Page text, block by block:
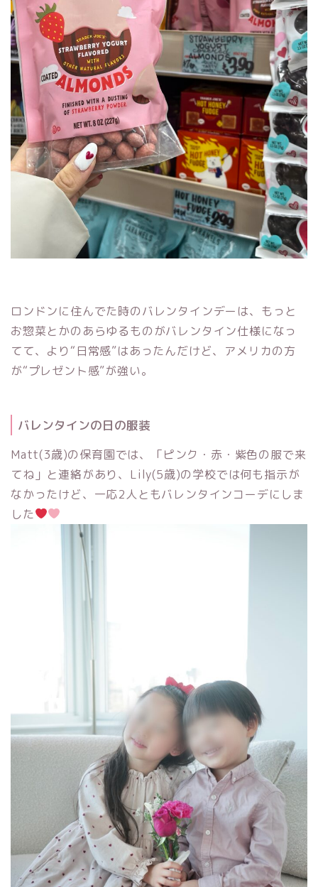
ロンドンに住んでた時のバレンタインデーは、もっと
お惣菜とかのあらゆるものがバレンタイン仕様になっ
てて、より“日常感”はあったんだけど、アメリカの方
が“プレゼント感”が強い。
バレンタインの日の服装
Matt(3歳)の保育園では、「ピンク・赤・紫色の服で来
てね」と連絡があり、Lily(5歳)の学校では何も指示が
なかったけど、一応2人ともバレンタインコーデにしま
した